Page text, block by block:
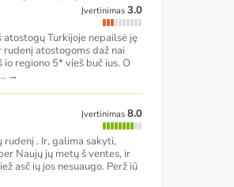
Įvertinimas
3.0
Turkijoje nepailsė ję
atostogoms daž nai
regiono 5* vieš buč ius. O
→
Įvertinimas
8.0
. Ir, galima sakyti,
Naujų jų metų š ventes, ir
asč ių jos nesuaugo. Perž iū